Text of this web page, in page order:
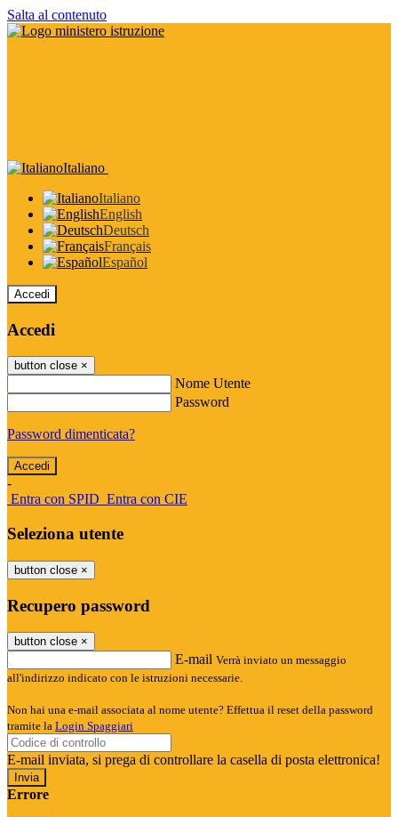
Salta al contenuto
Italiano
Italiano
English
Deutsch
Français
Español
Accedi
Accedi
button close ×
Nome Utente
Password
Password dimenticata?
-
Entra con SPID Entra con CIE
Seleziona utente
button close ×
Recupero password
button close ×
E-mail Verrà inviato un messaggio
all'indirizzo indicato con le istruzioni necessarie.
Non hai una e-mail associata al nome utente? Effettua il reset della password
tramite la Login Spaggiari
E-mail inviata, si prega di controllare la casella di posta elettronica!
Errore